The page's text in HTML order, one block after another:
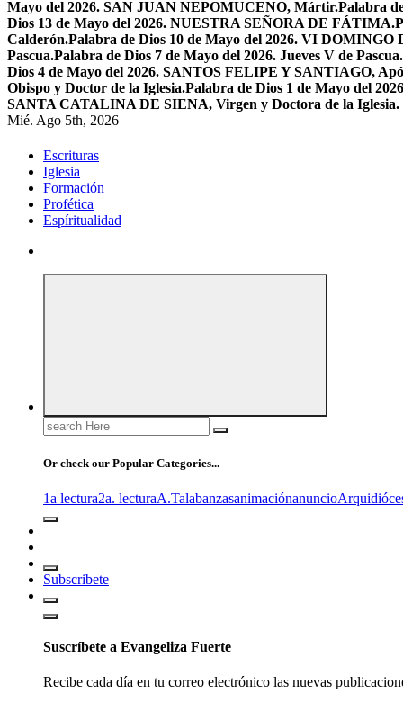
Mayo del 2026. SAN JUAN NEPOMUCENO, Mártir.Palabra
Dios 13 de Mayo del 2026. NUESTRA SEÑORA DE FÁTIMA.
Calderón.Palabra de Dios 10 de Mayo del 2026. VI DOMINGO
Pascua.Palabra de Dios 7 de Mayo del 2026. Jueves V de Pascua.
Dios 4 de Mayo del 2026. SANTOS FELIPE Y SANTIAGO,
Obispo y Doctor de la Iglesia.Palabra de Dios 1 de Mayo del
SANTA CATALINA DE SIENA, Virgen y Doctora de la Iglesia.
Mié. Ago 5th, 2026
Escrituras
Iglesia
Formación
Profética
Espíritualidad
Search
for:
Or check our Popular Categories...
1a lectura2a. lecturaA.Talabanzasanimaciónanuncio
Subscribete
Suscríbete a Evangeliza Fuerte
Recibe cada día en tu correo electrónico las nuevas